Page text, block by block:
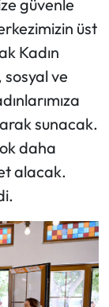
güvenle
üst
Kadın
sosyal ve
sunacak.
daha
alacak.